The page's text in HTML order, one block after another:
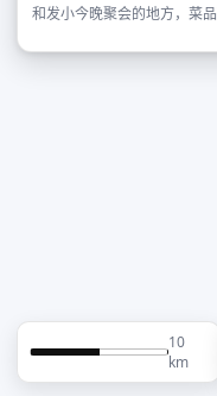
和发小今晚聚会的地方，菜
10
km